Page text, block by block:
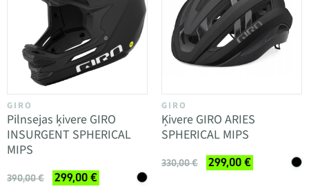
GIRO
Pilnsejas ķivere GIRO
INSURGENT SPHERICAL
MIPS
390,00 € 299,00 €
GIRO
Ķivere GIRO ARIES
SPHERICAL MIPS
330,00 € 299,00 €